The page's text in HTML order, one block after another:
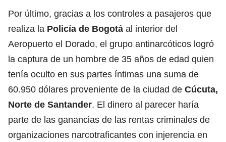
Por último, gracias a los controles a pasajeros que
realiza la Policía de Bogotá al interior del
Aeropuerto el Dorado, el grupo antinarcóticos logró
la captura de un hombre de 35 años de edad quien
tenía oculto en sus partes íntimas una suma de
60.950 dólares proveniente de la ciudad de Cúcuta,
Norte de Santander. El dinero al parecer haría
parte de las ganancias de las rentas criminales de
organizaciones narcotraficantes con injerencia en